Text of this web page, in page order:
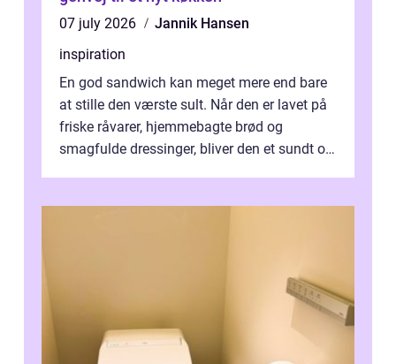
07 july 2026
Jannik Hansen
inspiration
En god sandwich kan meget mere end bare
at stille den værste sult. Når den er lavet på
friske råvarer, hjemmebagte brød og
smagfulde dressinger, bliver den et sundt og